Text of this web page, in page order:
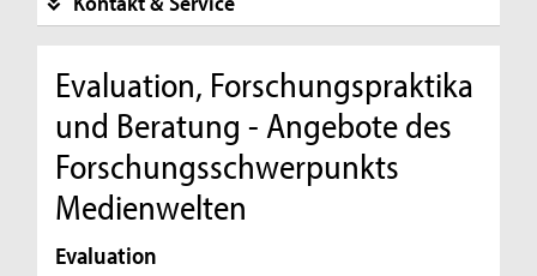
Evaluation, Forschungspraktika
und Beratung - Angebote des
Forschungsschwerpunkts
Medienwelten
Evaluation